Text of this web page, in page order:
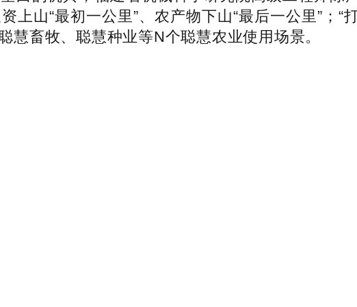
山“最初一公里”、农产物下山“最后一公里”；“
畜牧、聪慧种业等N个聪慧农业使用场景。